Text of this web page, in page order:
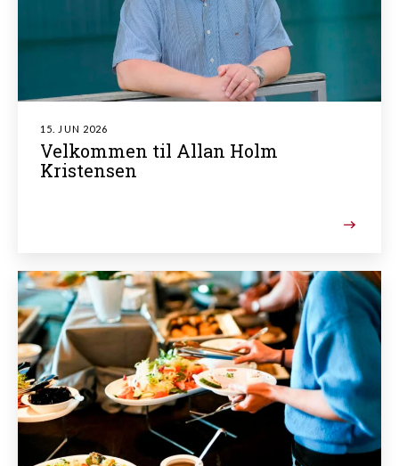
15. JUN 2026
Velkommen til Allan Holm
Kristensen